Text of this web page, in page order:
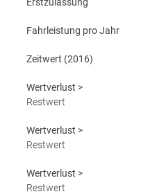
Fahrleistung pro Jahr
Zeitwert (2016)
Wertverlust >
Restwert
Wertverlust >
Restwert
Wertverlust >
Restwert